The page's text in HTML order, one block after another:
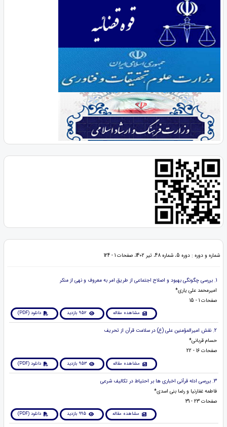
شماره و دوره : دوره 5، شماره 48، تیر 1402، صفحات 1 - 124
1. بررسی چگونگی بهبود و اصلاح اجتماعی از طریق امر به معروف و نهی از منکر
امیرمحمد علی یاری*
صفحات 1 - 15
مشاهده مقاله 952 بازدید دانلود (PDF)
2. نقش امیرالمؤمنین علی (ع) در سلامت قرآن از تحریف
حسام قربانی*
صفحات 16 - 22
مشاهده مقاله 953 بازدید دانلود (PDF)
3. بررسی ادله قرآنی اخباری ها بر احتیاط در تکالیف شرعی
فاطمه غفارنیا و رضا بنی اسدی*
صفحات 23 - 31
مشاهده مقاله 995 بازدید دانلود (PDF)